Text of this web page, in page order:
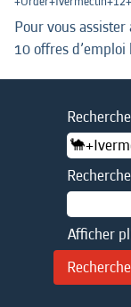
Pour vous
10 offres
Afficher